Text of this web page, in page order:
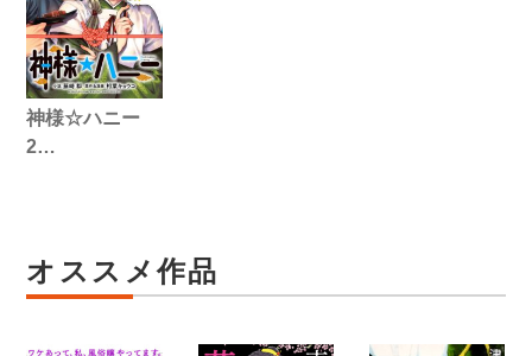
神様☆ハニー
2…
オススメ作品